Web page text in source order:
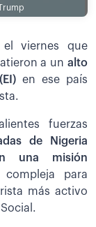
el viernes que
a un alto
en ese país
fuerzas
de Nigeria
una misión
para
más activo